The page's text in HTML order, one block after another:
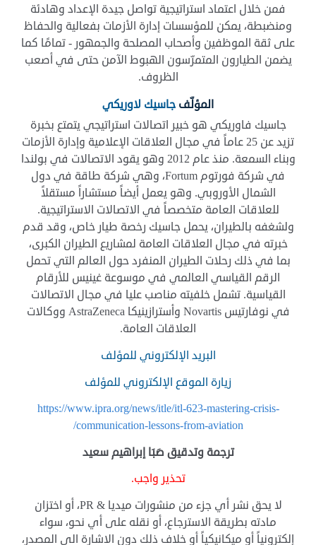
فمن خلال اعتماد استراتيجية تواصل جيدة الإعداد وهادئة
ومنضبطة، يمكن للمؤسسات إدارة الأزمات بفعالية والحفاظ
على ثقة الموظفين وأصحاب المصلحة والجمهور - تمامًا كما
يضمن الطيارون المتمرّسون الهبوط الآمن حتى في أصعب
الظروف.
المؤلّف جاسيك لاوريكي
جاسيك فاوريكي هو خبير اتصالات استراتيجي يتمتع بخبرة
تزيد عن 25 عاماً في مجال العلاقات الإعلامية وإدارة الأزمات
وبناء السمعة. منذ عام 2012 وهو يقود الاتصالات في بولندا
في شركة فورتوم Fortum، وهي شركة طاقة في دول
الشمال الأوروبي. وهو يعمل أيضاً مستشاراً مستقلاً
للعلاقات العامة متخصصاً في الاتصالات الاستراتيجية.
ولشغفه بالطيران، يحمل جاسيك رخصة طيار خاص، وقد قدم
خبرته في مجال العلاقات العامة لمشاريع الطيران الكبرى،
بما في ذلك رحلات الطيران المنفرد حول العالم التي تحمل
الرقم القياسي العالمي في موسوعة غينيس للأرقام
القياسية. تشمل خلفيته مناصب عليا في مجال الاتصالات
في نوفارتيس Novartis وأسترازينيكا AstraZeneca ووكالات
العلاقات العامة.
البريد الإلكتروني للمؤلف
زيارة الموقع الإلكتروني للمؤلف
https://www.ipra.org/news/itle/itl-623-mastering-crisis-
communication-lessons-from-aviation/
ترجمة وتدقيق صَبَا إبراهيم سعيد
تحذير واجب.
لا يحق نشر أي جزء من منشورات ميديا & PR، أو اختزان
مادته بطريقة الاسترجاع، أو نقله على أي نحو، سواء
إلكترونياً أو ميكانيكياً أو خلاف ذلك دون الاشارة الى المصدر،